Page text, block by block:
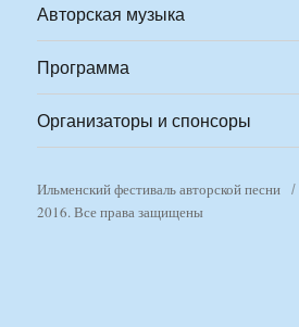
Авторская музыка
Программа
Организаторы и спонсоры
Ильменский фестиваль авторской песни
2016. Все права защищены